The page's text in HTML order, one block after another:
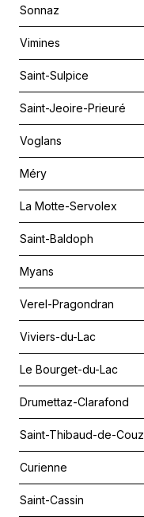
Sonnaz
Vimines
Saint-Sulpice
Saint-Jeoire-Prieuré
Voglans
Méry
La Motte-Servolex
Saint-Baldoph
Myans
Verel-Pragondran
Viviers-du-Lac
Le Bourget-du-Lac
Drumettaz-Clarafond
Saint-Thibaud-de-Couz
Curienne
Saint-Cassin